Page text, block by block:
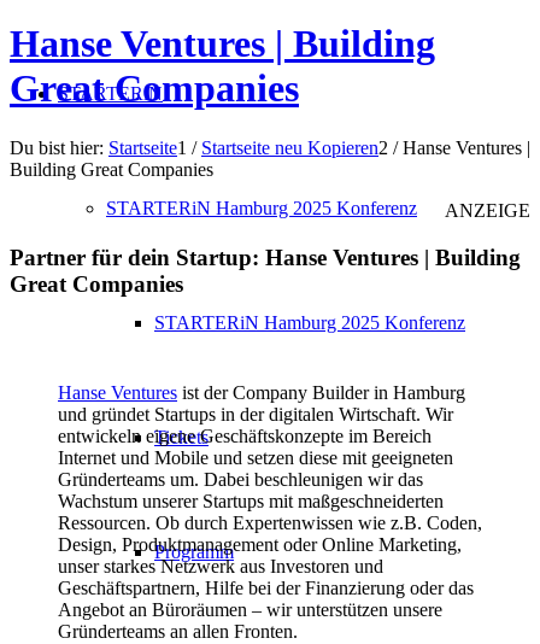
STARTERiN
STARTERiN Hamburg 2025 Konferenz
STARTERiN Hamburg 2025 Konferenz
Tickets
Programm
Hanse Ventures | Building
Great Companies
Du bist hier: Startseite1 / Startseite neu Kopieren2 / Hanse Ventures |
Building Great Companies
ANZEIGE
Partner für dein Startup: Hanse Ventures | Building
Great Companies
Hanse Ventures ist der Company Builder in Hamburg
und gründet Startups in der digitalen Wirtschaft. Wir
entwickeln eigene Geschäftskonzepte im Bereich
Internet und Mobile und setzen diese mit geeigneten
Gründerteams um. Dabei beschleunigen wir das
Wachstum unserer Startups mit maßgeschneiderten
Ressourcen. Ob durch Expertenwissen wie z.B. Coden,
Design, Produktmanagement oder Online Marketing,
unser starkes Netzwerk aus Investoren und
Geschäftspartnern, Hilfe bei der Finanzierung oder das
Angebot an Büroräumen – wir unterstützen unsere
Gründerteams an allen Fronten.